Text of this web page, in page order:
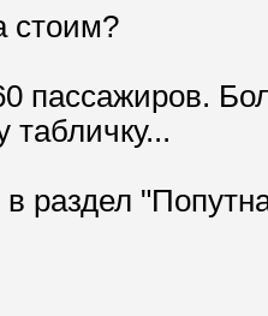
стоим?
пассажиров.
табличку...
раздел